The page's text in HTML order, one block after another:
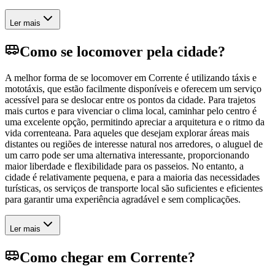
Ler mais
Como se locomover pela cidade?
A melhor forma de se locomover em Corrente é utilizando táxis e
mototáxis, que estão facilmente disponíveis e oferecem um serviço
acessível para se deslocar entre os pontos da cidade. Para trajetos
mais curtos e para vivenciar o clima local, caminhar pelo centro é
uma excelente opção, permitindo apreciar a arquitetura e o ritmo da
vida correnteana. Para aqueles que desejam explorar áreas mais
distantes ou regiões de interesse natural nos arredores, o aluguel de
um carro pode ser uma alternativa interessante, proporcionando
maior liberdade e flexibilidade para os passeios. No entanto, a
cidade é relativamente pequena, e para a maioria das necessidades
turísticas, os serviços de transporte local são suficientes e eficientes
para garantir uma experiência agradável e sem complicações.
Ler mais
Como chegar em Corrente?